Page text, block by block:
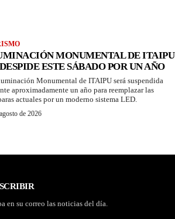
MONUMENTAL DE ITAIPU
ESTE SÁBADO POR UN AÑO
Monumental de ITAIPU será suspendida
aproximadamente un año para reemplazar las
actuales por un moderno sistema LED.
de 2026
en su correo las noticias del día.